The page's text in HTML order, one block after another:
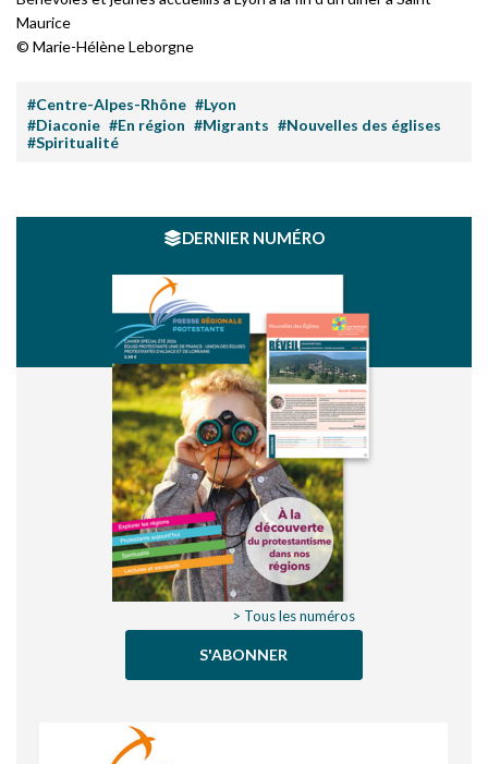
Maurice
© Marie-Hélène Leborgne
#Centre-Alpes-Rhône #Lyon
#Diaconie #En région #Migrants #Nouvelles des églises
#Spiritualité
DERNIER NUMÉRO
> Tous les numéros
S'ABONNER